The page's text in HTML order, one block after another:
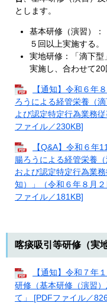
とします。
基本研修（演習）：
５回以上実施する。
実地研修：「滴下
実施し、合わせて20
【通知】令和６年
ろうによる経管栄養（
よび認定特定行為業務
ファイル／230KB]
【Q&A】令和６年
腸ろうによる経管栄養
および認定特定行為業
知）」（令和６年８月
ファイル／181KB]
喀痰吸引等研修（実
【通知】令和７年
研修（基本研修（演習
て」 [PDFファイル／